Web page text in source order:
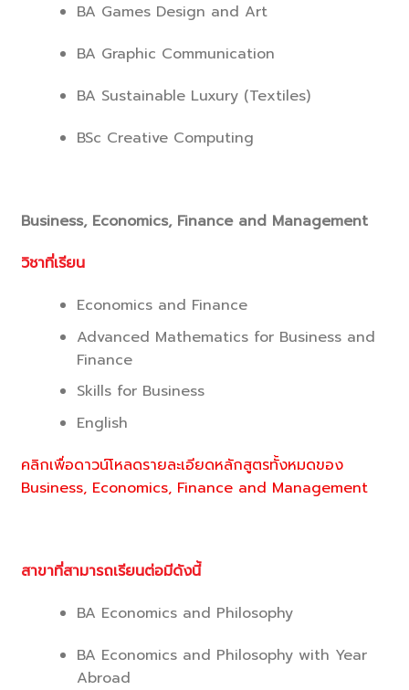
BA Games Design and Art
BA Graphic Communication
BA Sustainable Luxury (Textiles)
BSc Creative Computing
Business, Economics, Finance and Management
วิชาที่เรียน
Economics and Finance
Advanced Mathematics for Business and
Finance
Skills for Business
English
คลิกเพื่อดาวน์โหลดรายละเอียดหลักสูตรทั้งหมดของ
Business, Economics, Finance and Management
สาขาที่สามารถเรียนต่อมีดังนี้
BA Economics and Philosophy
BA Economics and Philosophy with Year
Abroad